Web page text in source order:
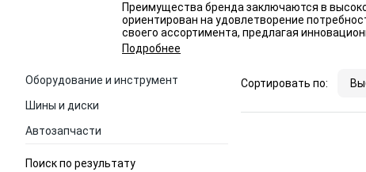
Преимущества бренда заключаются в
ориентирован на удовлетворение
своего ассортимента, предлагая
Подробнее
Оборудование и инструмент
Шины и диски
Автозапчасти
Поиск по результату
Сортировать по: